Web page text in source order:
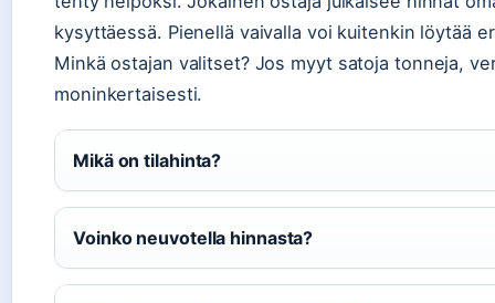
kysyttäessä. Pienellä vaivalla voi kuitenkin löytää
Minkä ostajan valitset? Jos myyt satoja tonneja,
moninkertaisesti.
Mikä on tilahinta?
Voinko neuvotella hinnasta?